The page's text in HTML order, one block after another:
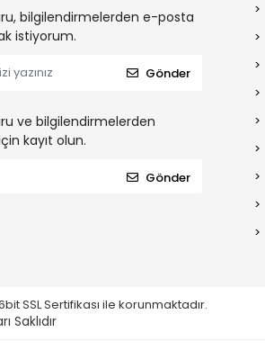
bilgilendirmelerden e-posta
istiyorum.
Gönder
ve bilgilendirmelerden
kayıt olun.
Gönder
SSL Sertifikası ile korunmaktadır.
Saklıdır